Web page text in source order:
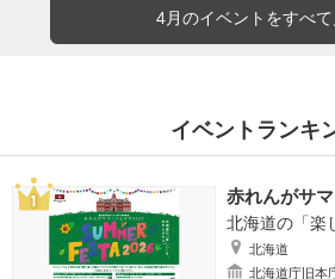
4月のイベントをすべて
イベントランキ
赤れんがサ
北海道の「楽
北海道
北海道庁旧本